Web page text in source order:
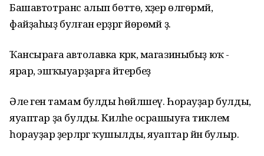
Башавтотранс алып бөттө, хәҙер өлгөрмәй,
файҙаһыҙ булған ерҙәргә йөрөмәй ҙә.
Ҡансыраға автолавка кәрәк, магазиныбыҙ юҡ -
ярар, эшҡыуарҙарға әйтербеҙ
Әле генә тамам булды һөйләшеү. Һорауҙар булды,
яуаптар ҙа булды. Киләһе осрашыуға тиклем
һорауҙар әҙерләргә ҡушылды, яуаптар йәнә булыр.